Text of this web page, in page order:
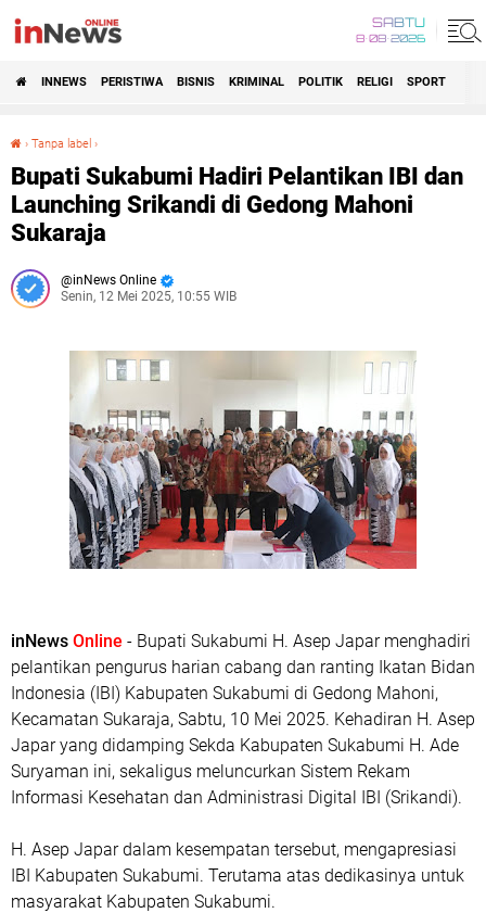
SABTU
8•08•2026
INNEWS PERISTIWA BISNIS KRIMINAL POLITIK RELIGI SPORT
› Tanpa label ›
Bupati Sukabumi Hadiri Pelantikan IBI dan
Launching Srikandi di Gedong Mahoni
Sukaraja
inNews Online
Senin, 12 Mei 2025, 10:55 WIB
inNews Online - Bupati Sukabumi H. Asep Japar menghadiri
pelantikan pengurus harian cabang dan ranting Ikatan Bidan
Indonesia (IBI) Kabupaten Sukabumi di Gedong Mahoni,
Kecamatan Sukaraja, Sabtu, 10 Mei 2025. Kehadiran H. Asep
Japar yang didamping Sekda Kabupaten Sukabumi H. Ade
Suryaman ini, sekaligus meluncurkan Sistem Rekam
Informasi Kesehatan dan Administrasi Digital IBI (Srikandi).
H. Asep Japar dalam kesempatan tersebut, mengapresiasi
IBI Kabupaten Sukabumi. Terutama atas dedikasinya untuk
masyarakat Kabupaten Sukabumi.